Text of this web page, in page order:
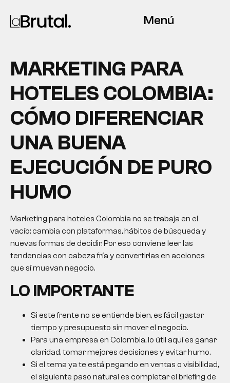
Menú
MARKETING PARA
HOTELES COLOMBIA:
CÓMO DIFERENCIAR
UNA BUENA
EJECUCIÓN DE PURO
HUMO
Marketing para hoteles Colombia no se trabaja en el
vacío: cambia con plataformas, hábitos de búsqueda y
nuevas formas de decidir. Por eso conviene leer las
tendencias con cabeza fría y convertirlas en acciones
que sí muevan negocio.
LO IMPORTANTE
Si este frente no se entiende bien, es fácil gastar
tiempo y presupuesto sin mover el negocio.
Para una empresa en Colombia, lo útil aquí es ganar
claridad, tomar mejores decisiones y evitar humo.
Si el tema ya te está pegando en ventas o visibilidad,
el siguiente paso natural es completar el briefing de